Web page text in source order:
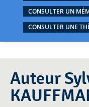
CONSULTER UN
CONSULTER UNE
Auteur Sylvie